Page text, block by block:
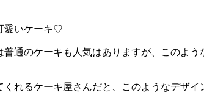
愛いケーキ♡
普通のケーキも人気はありますが、このよ
くれるケーキ屋さんだと、このようなデザイ